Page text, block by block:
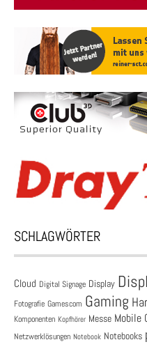
SCHLAGWÖRTER
Cloud Digital Signage Display
Fotografie Gamescom Gaming
Komponenten Kopfhörer Messe Mobile
Netzwerklösungen Notebook Notebooks